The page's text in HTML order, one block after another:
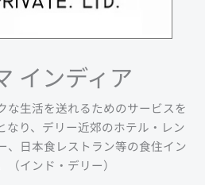
インディア
な生活を送れるためのサービスを
なり、デリー近郊のホテル・レン
、日本食レストラン等の食住イン
インド・デリー）